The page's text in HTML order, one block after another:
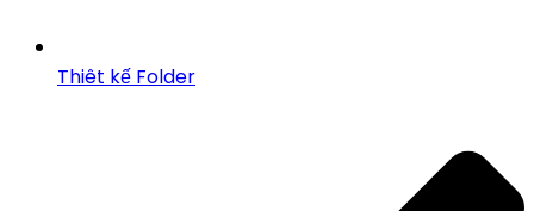
Thiêt kế Folder